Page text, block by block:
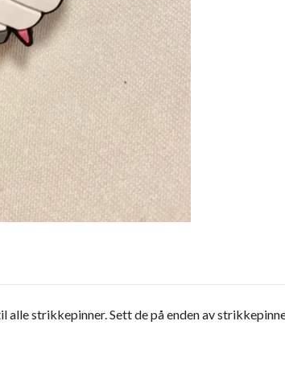
strikkepinner. Sett de på enden av